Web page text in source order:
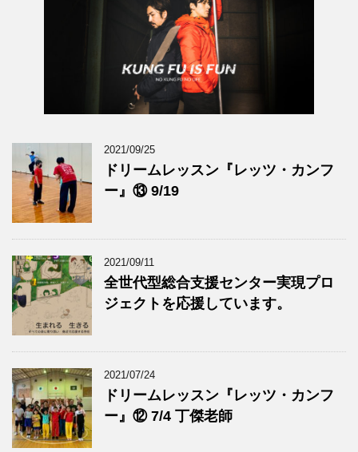
2021/09/25
ドリームレッスン『レッツ・カンフ
ー』⑬ 9/19
2021/09/11
全世代型総合支援センター実現プロ
ジェクトを応援しています。
2021/07/24
ドリームレッスン『レッツ・カンフ
ー』⑫ 7/4 丁傑老師